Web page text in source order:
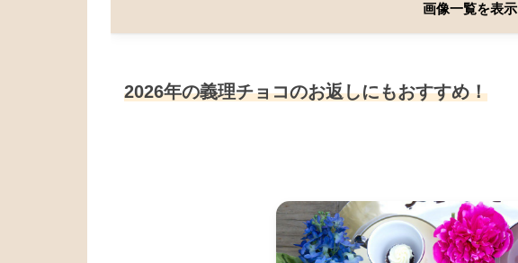
画像一覧を表示
2026年の義理チョコのお返しにもおすすめ！